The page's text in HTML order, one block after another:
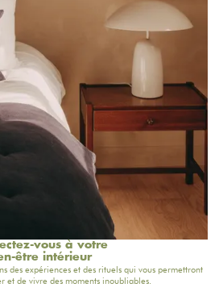
vous à votre
être intérieur
des expériences et des rituels qui vous permettront
et de vivre des moments inoubliables.